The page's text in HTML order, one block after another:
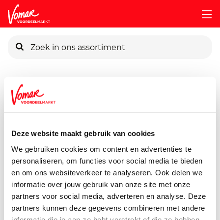
Deze website maakt gebruik van cookies
We gebruiken cookies om content en advertenties te
personaliseren, om functies voor social media te bieden
en om ons websiteverkeer te analyseren. Ook delen we
informatie over jouw gebruik van onze site met onze
partners voor social media, adverteren en analyse. Deze
partners kunnen deze gegevens combineren met andere
Pincode vergeten
Persoonlijk KIK-account
Assortiment
5 stuks